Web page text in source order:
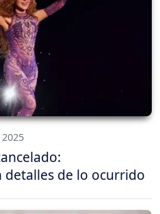
de lo ocurrido